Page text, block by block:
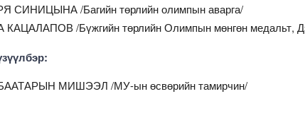
СИНИЦЫНА /Багийн төрлийн олимпын аварга/
/Бүжгийн төрлийн Олимпын мөнгөн медальт,
МИШЭЭЛ /МУ-ын өсвөрийн тамирчин/